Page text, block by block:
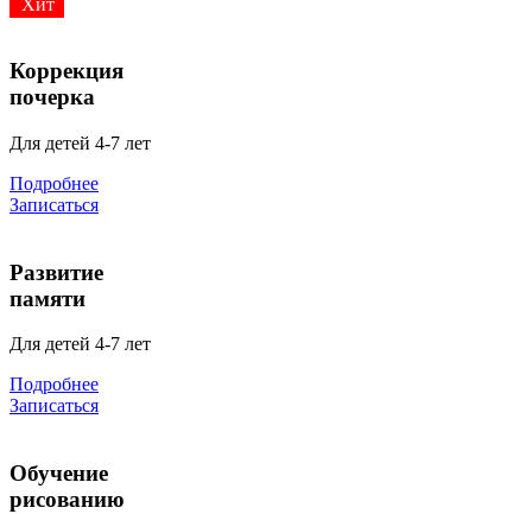
Коррекция
почерка
Для детей 4-7 лет
Подробнее
Записаться
Развитие
памяти
Для детей 4-7 лет
Подробнее
Записаться
Обучение
рисованию